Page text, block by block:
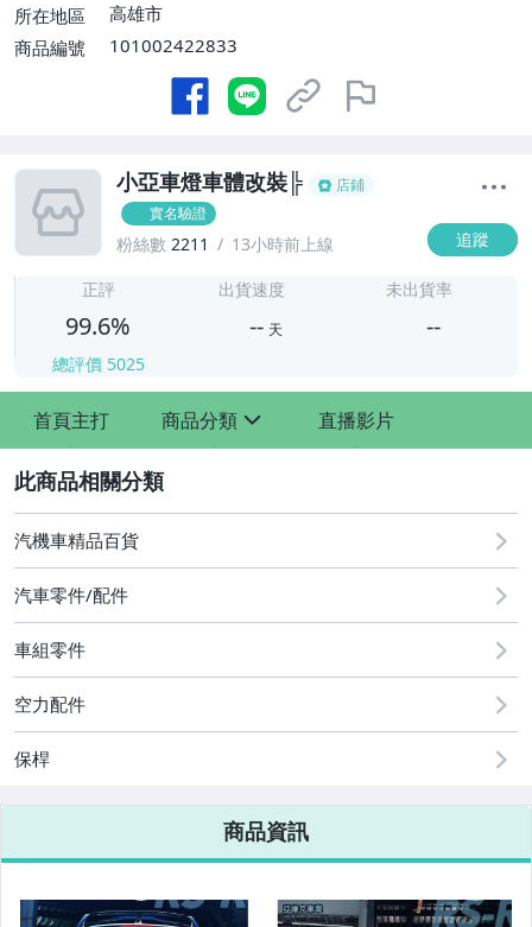
所在地區
高雄市
商品編號
101002422833
小亞車燈車體改裝╠
店鋪
實名驗證
粉絲數 2211 13小時前上線 追蹤
正評
99.6%
總評價 5025
出貨速度
-- 天
未出貨率
--
首頁主打 商品分類
其他汽車零配件
原廠=規格大燈.正廠大燈
改裝=R8燈眉款DRL大燈
改裝=光圈魚眼大燈.一般魚眼大燈
手工改=3D/CCFL/COB光圈魚眼大燈
直播影片
汽機車精品百貨
汽車零件/配件
車組零件
空力配件
保桿
商品資訊